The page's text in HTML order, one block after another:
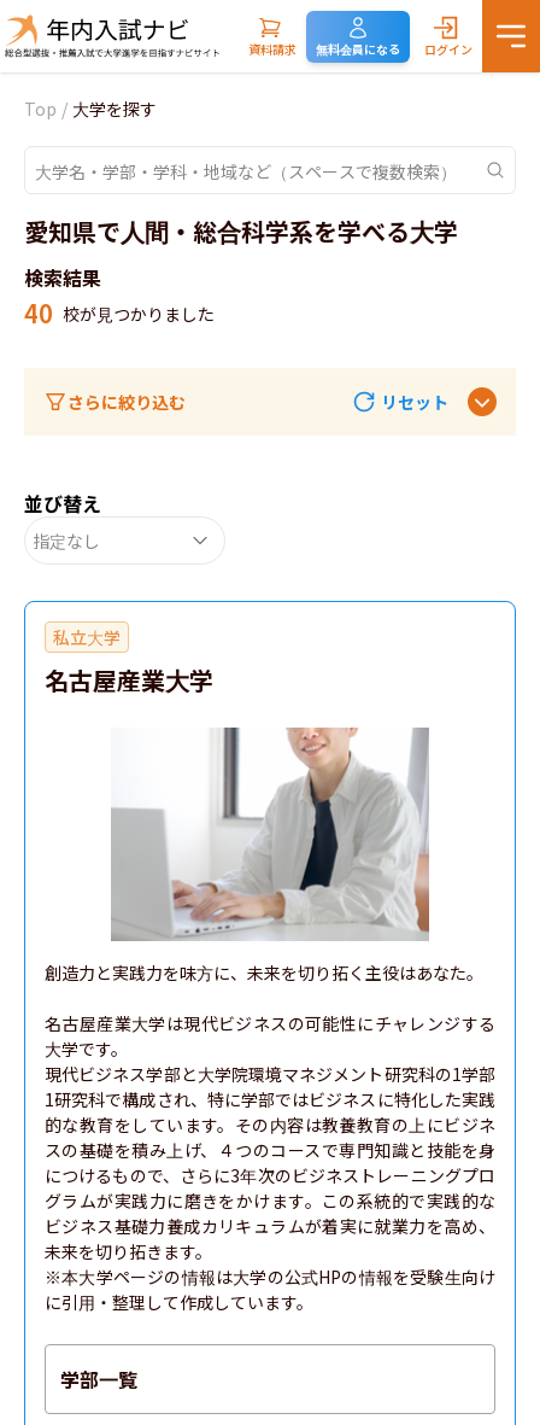
資料請求 無料会員になる ログイン
Top / 大学を探す
愛知県で人間・総合科学系を学べる大学
検索結果
40 校が見つかりました
さらに絞り込む リセット
並び替え
指定なし
私立大学
名古屋産業大学
創造力と実践力を味方に、未来を切り拓く主役はあなた。
名古屋産業大学は現代ビジネスの可能性にチャレンジする
大学です。
現代ビジネス学部と大学院環境マネジメント研究科の1学部
1研究科で構成され、特に学部ではビジネスに特化した実践
的な教育をしています。その内容は教養教育の上にビジネ
スの基礎を積み上げ、４つのコースで専門知識と技能を身
につけるもので、さらに3年次のビジネストレーニングプロ
グラムが実践力に磨きをかけます。この系統的で実践的な
ビジネス基礎力養成カリキュラムが着実に就業力を高め、
未来を切り拓きます。
※本大学ページの情報は大学の公式HPの情報を受験生向け
に引用・整理して作成しています。
学部一覧